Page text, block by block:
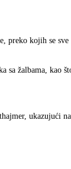
preko kojih se
sa žalbama, kao
ukazujući